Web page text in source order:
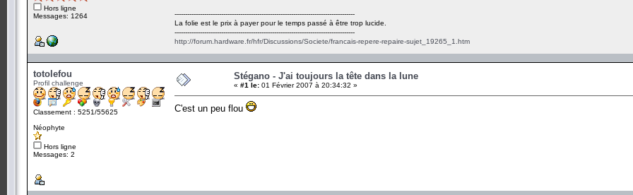
Hors ligne
Messages: 1264
-------------------------------------------------------------------------------------
La folie est le prix à payer pour le temps passé à être trop lucide.
-------------------------------------------------------------------------------------
http://forum.hardware.fr/hfr/Discussions/Societe/francais-repere-repaire-sujet_19265_1.htm
totolefou
Profil challenge
Classement : 5251/55625
Néophyte
Hors ligne
Messages: 2
Stégano - J'ai toujours la tête dans la lune
« #1 le: 01 Février 2007 à 20:34:32 »
C'est un peu flou